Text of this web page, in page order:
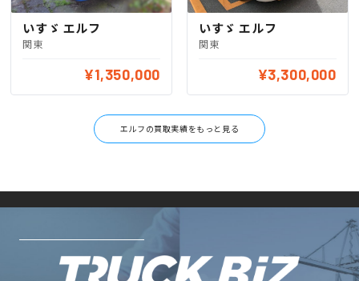
いすゞ エルフ
関東
¥1,350,000
いすゞ エルフ
関東
¥3,300,000
エルフの買取実績をもっと見る